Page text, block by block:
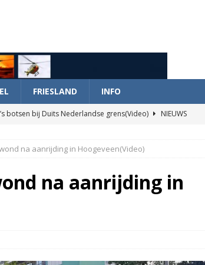
FRIESLAND INFO
botsen bij Duits Nederlandse grens(Video)
NIEUWS
en wagen met stro in de brand in Oosterhesselen(Video)
NIEUWS
aangevaren op Schildmeer Steendam(Video)
na aanrijding in Hoogeveen(Video)
na aanrijding in